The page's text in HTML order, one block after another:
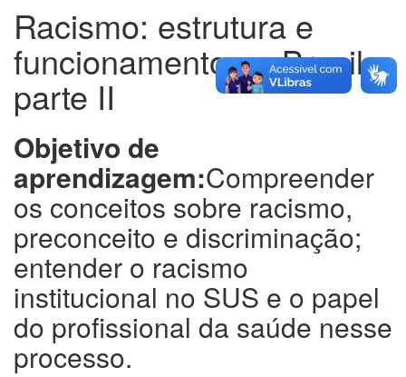
Racismo: estrutura e
funcionamento no Brasil -
parte II
Objetivo de
aprendizagem:Compreender
os conceitos sobre racismo,
preconceito e discriminação;
entender o racismo
institucional no SUS e o papel
do profissional da saúde nesse
processo.